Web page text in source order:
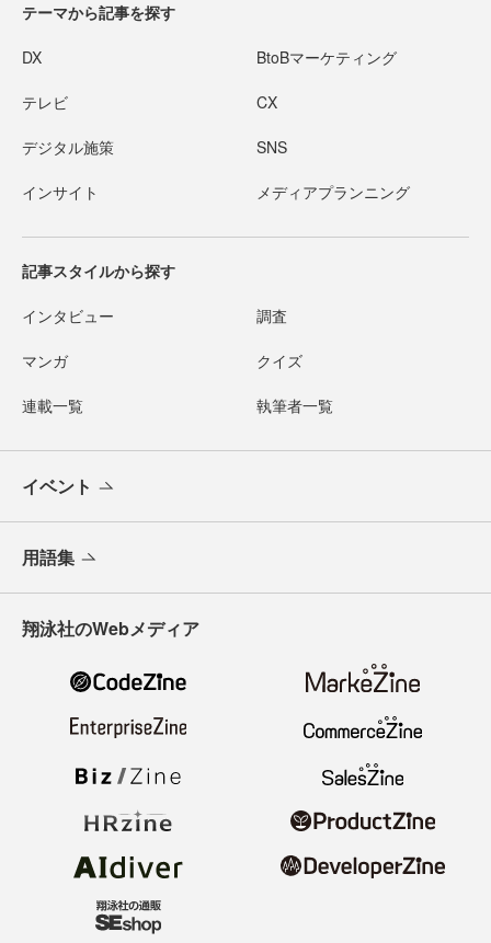
テーマから記事を探す
DX BtoBマーケティング
テレビ CX
デジタル施策 SNS
インサイト メディアプランニング
記事スタイルから探す
インタビュー 調査
マンガ クイズ
連載一覧 執筆者一覧
イベント
用語集
翔泳社のWebメディア